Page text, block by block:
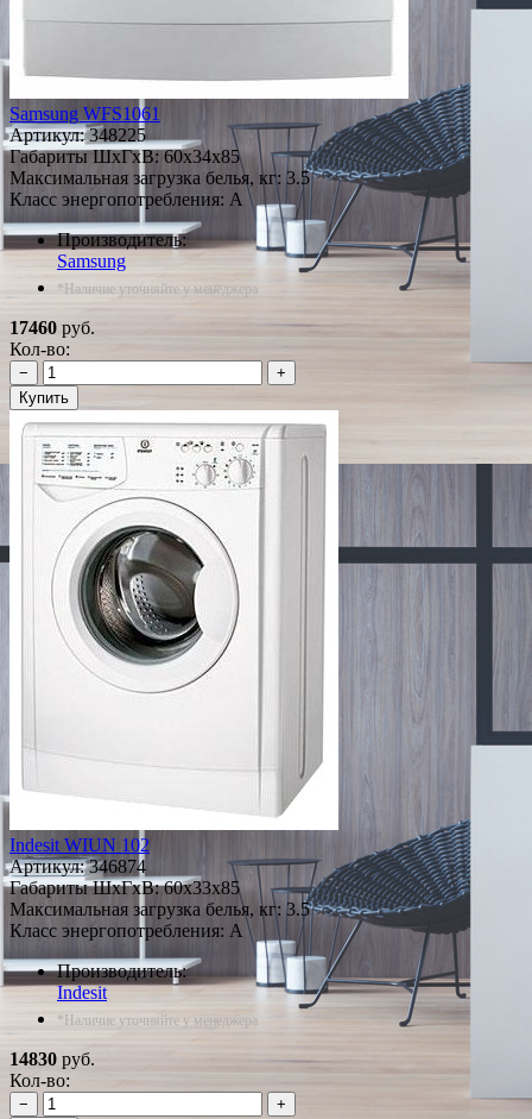
Samsung WFS1061
Артикул:348225
Габариты ШxГxВ: 60x34x85
Максимальная загрузка белья, кг: 3.5
Класс энергопотребления: A
Производитель:
Samsung
*Наличие уточняйте у менеджера
17460 руб.
Кол-во:
−
+
Купить
Indesit WIUN 102
Артикул:346874
Габариты ШxГxВ: 60x33x85
Максимальная загрузка белья, кг: 3.5
Класс энергопотребления: A
Производитель:
Indesit
*Наличие уточняйте у менеджера
14830 руб.
Кол-во:
−
+